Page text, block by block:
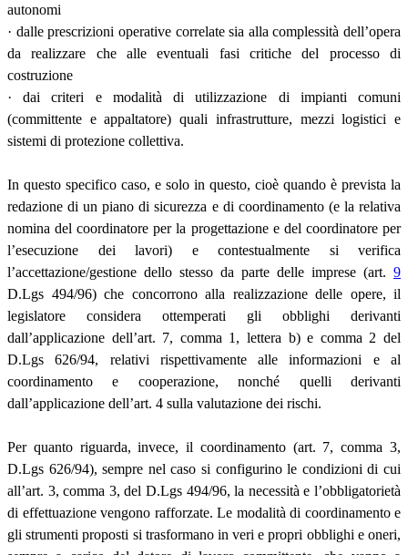
autonomi
· dalle prescrizioni operative correlate sia alla complessità dell’opera
da realizzare che alle eventuali fasi critiche del processo di
costruzione
· dai criteri e modalità di utilizzazione di impianti comuni
(committente e appaltatore) quali infrastrutture, mezzi logistici e
sistemi di protezione collettiva.
In questo specifico caso, e solo in questo, cioè quando è prevista la
redazione di un piano di sicurezza e di coordinamento (e la relativa
nomina del coordinatore per la progettazione e del coordinatore per
l’esecuzione dei lavori) e contestualmente si verifica
l’accettazione/gestione dello stesso da parte delle imprese (art. 9
D.Lgs 494/96) che concorrono alla realizzazione delle opere, il
legislatore considera ottemperati gli obblighi derivanti
dall’applicazione dell’art. 7, comma 1, lettera b) e comma 2 del
D.Lgs 626/94, relativi rispettivamente alle informazioni e al
coordinamento e cooperazione, nonché quelli derivanti
dall’applicazione dell’art. 4 sulla valutazione dei rischi.
Per quanto riguarda, invece, il coordinamento (art. 7, comma 3,
D.Lgs 626/94), sempre nel caso si configurino le condizioni di cui
all’art. 3, comma 3, del D.Lgs 494/96, la necessità e l’obbligatorietà
di effettuazione vengono rafforzate. Le modalità di coordinamento e
gli strumenti proposti si trasformano in veri e propri obblighi e oneri,